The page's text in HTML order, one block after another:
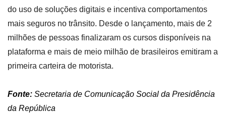
do uso de soluções digitais e incentiva comportamentos
mais seguros no trânsito. Desde o lançamento, mais de 2
milhões de pessoas finalizaram os cursos disponíveis na
plataforma e mais de meio milhão de brasileiros emitiram a
primeira carteira de motorista.
Fonte: Secretaria de Comunicação Social da Presidência
da República